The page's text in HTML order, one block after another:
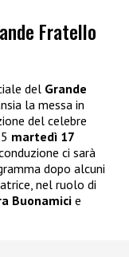
Fratello
del Grande
la messa in
del celebre
martedì 17
ci sarà
dopo alcuni
nel ruolo di
Buonamicie